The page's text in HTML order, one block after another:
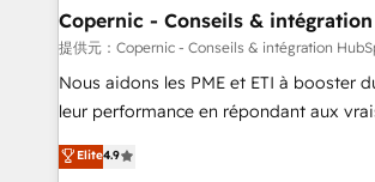
One company, one operating model,
across offices and consulting teams in
Canada, Germany, France, Belgium,
South Africa. Certified compliant with ISO/IEC
international offices and 175+ employees.
Copernic - Conseils &
提供元：Copernic - Conseils & intégration
Nous aidons les PME et ETI à booster
leur performance en répondant aux vrais
Intégration de HubSpot avec d’autres
téléphonie, etc.) • Alignement des équipes grâce à un
Elite4.9